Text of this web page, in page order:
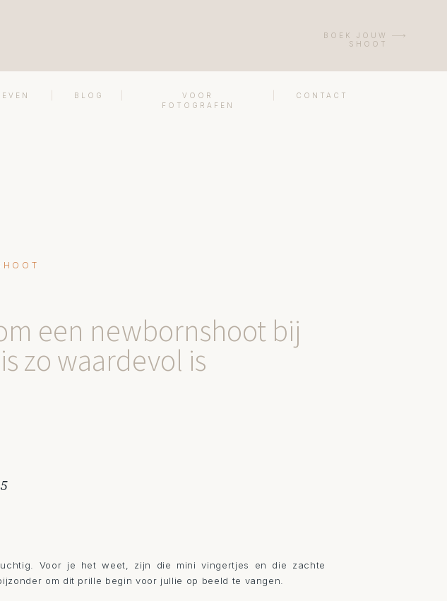
BOEK JOUW
SHOOT
CONTACT
VOOR
FOTOGRAFEN
BLOG
een newbornshoot bij
zo waardevol is
Voor je het weet, zijn die mini vingertjes en die zachte
om dit prille begin voor jullie op beeld te vangen.